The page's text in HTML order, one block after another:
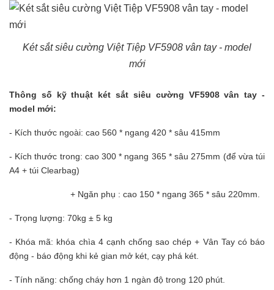
Két sắt siêu cường Việt Tiệp VF5908 vân tay - model
mới
Thông số kỹ thuật két sắt siêu cường VF5908 vân tay -
model mới:
- Kích thước ngoài: cao 560 * ngang 420 * sâu 415mm
- Kích thước trong: cao 300 * ngang 365 * sâu 275mm (để vừa túi
A4 + túi Clearbag)
+ Ngăn phụ : cao 150 * ngang 365 * sâu 220mm.
- Trọng lượng: 70kg ± 5 kg
- Khóa mã: khóa chìa 4 cạnh chống sao chép + Vân Tay có báo
động - báo động khi kẻ gian mở két, cạy phá két.
- Tính năng: chống cháy hơn 1 ngàn độ trong 120 phút.